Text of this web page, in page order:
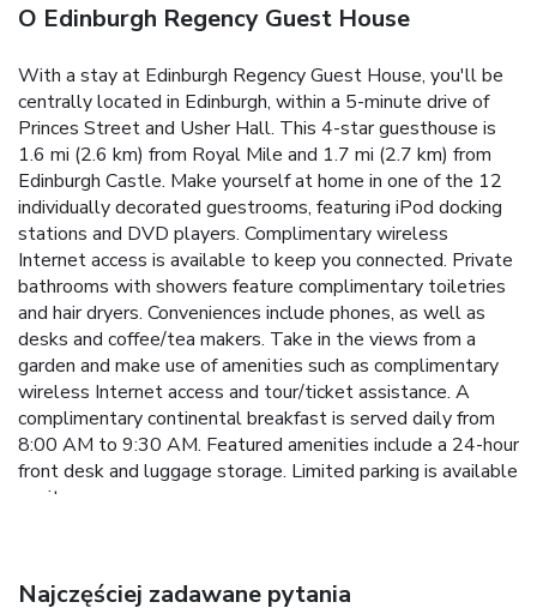
O Edinburgh Regency Guest House
With a stay at Edinburgh Regency Guest House, you'll be
centrally located in Edinburgh, within a 5-minute drive of
Princes Street and Usher Hall. This 4-star guesthouse is
1.6 mi (2.6 km) from Royal Mile and 1.7 mi (2.7 km) from
Edinburgh Castle. Make yourself at home in one of the 12
individually decorated guestrooms, featuring iPod docking
stations and DVD players. Complimentary wireless
Internet access is available to keep you connected. Private
bathrooms with showers feature complimentary toiletries
and hair dryers. Conveniences include phones, as well as
desks and coffee/tea makers. Take in the views from a
garden and make use of amenities such as complimentary
wireless Internet access and tour/ticket assistance. A
complimentary continental breakfast is served daily from
8:00 AM to 9:30 AM. Featured amenities include a 24-hour
front desk and luggage storage. Limited parking is available
onsite.
Najczęściej zadawane pytania